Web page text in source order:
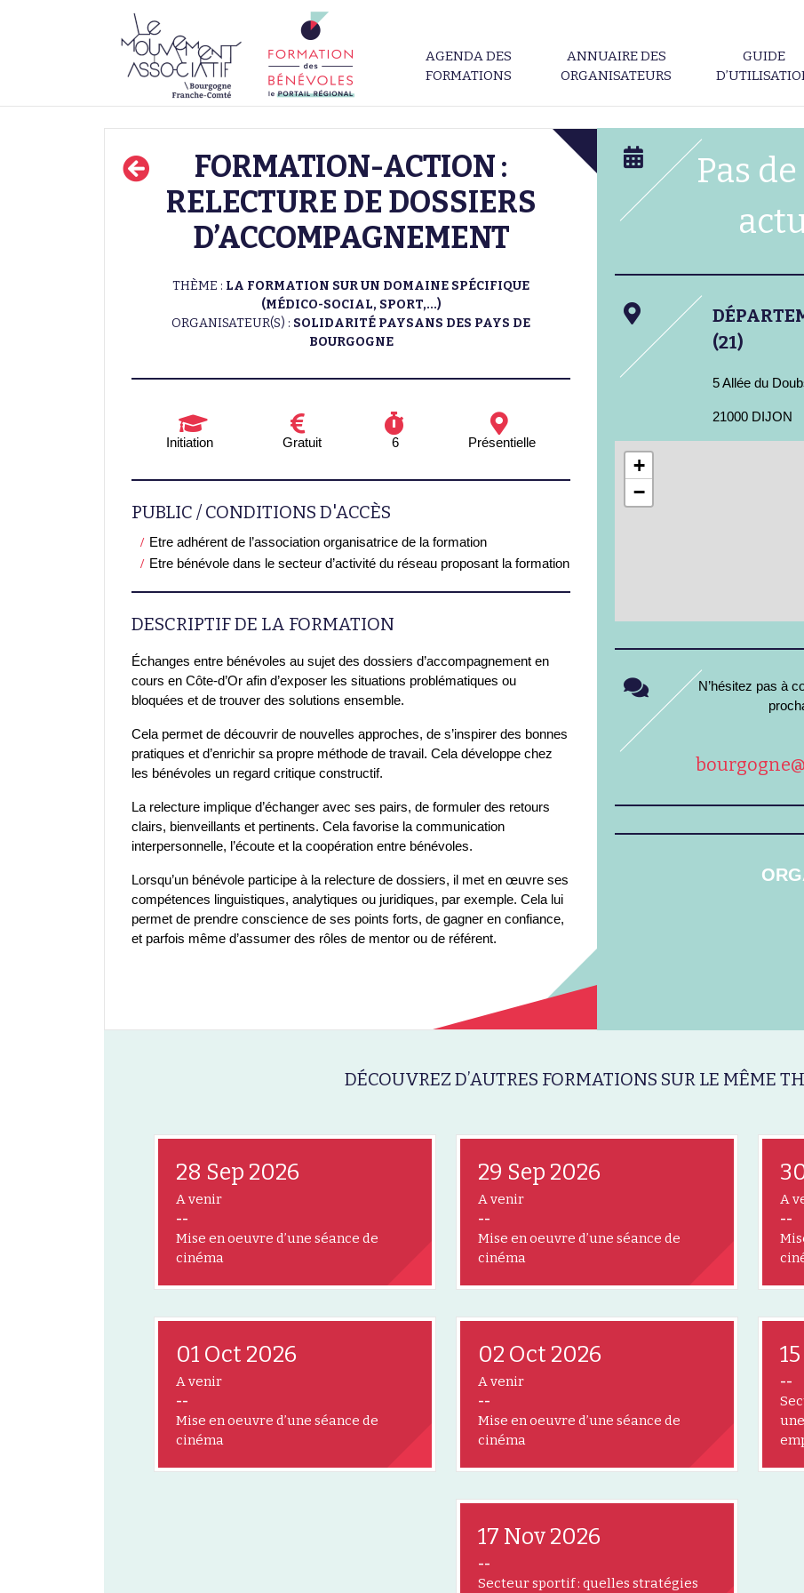
AGENDA DES
FORMATIONS
ANNUAIRE DES
ORGANISATEURS
GUIDE
FORMATION-ACTION :
RELECTURE DE DOSSIERS
D’ACCOMPAGNEMENT
THÈME : LA FORMATION SUR UN DOMAINE SPÉCIFIQUE
(MÉDICO-SOCIAL, SPORT,...)
ORGANISATEUR(S) : SOLIDARITÉ PAYSANS DES PAYS DE
BOURGOGNE
Initiation Gratuit 6 Présentielle
PUBLIC / CONDITIONS D'ACCÈS
Etre adhérent de l’association organisatrice de la formation
Etre bénévole dans le secteur d’activité du réseau proposant la formation
DESCRIPTIF DE LA FORMATION
Échanges entre bénévoles au sujet des dossiers d’accompagnement en
cours en Côte-d’Or afin d’exposer les situations problématiques ou
bloquées et de trouver des solutions ensemble.
Cela permet de découvrir de nouvelles approches, de s’inspirer des bonnes
pratiques et d’enrichir sa propre méthode de travail. Cela développe chez
les bénévoles un regard critique constructif.
La relecture implique d’échanger avec ses pairs, de formuler des retours
clairs, bienveillants et pertinents. Cela favorise la communication
interpersonnelle, l’écoute et la coopération entre bénévoles.
Lorsqu’un bénévole participe à la relecture de dossiers, il met en œuvre ses
compétences linguistiques, analytiques ou juridiques, par exemple. Cela lui
permet de prendre conscience de ses points forts, de gagner en confiance,
et parfois même d’assumer des rôles de mentor ou de référent.
Pas
(21)
5 Allée du
21000 DIJON
+
−
N’hésitez pas à
DÉCOUVREZ D’AUTRES FORMATIONS SUR LE MÊME
28 Sep 2026
A venir
--
Mise en oeuvre d’une séance de
cinéma
29 Sep 2026
A venir
--
Mise en oeuvre d’une séance de
cinéma
A
--
01 Oct 2026
A venir
--
Mise en oeuvre d’une séance de
cinéma
02 Oct 2026
A venir
--
Mise en oeuvre d’une séance de
cinéma
--
17 Nov 2026
--
Secteur sportif : quelles stratégies